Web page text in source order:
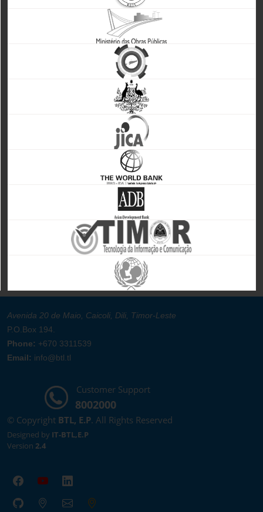
Avenida 20 de Maio, Caicoli, Dili, Timor-Leste
P.O.Box 194.
Phone: +670 3311539
Email: info@btl.tl
Customer Support
8002000
© Copyright BTL, E.P. All Rights Reserved
Designed by IT-BTL,E.P
Version 2.4